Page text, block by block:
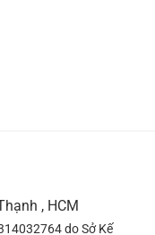
, HCM
do Sở Kế